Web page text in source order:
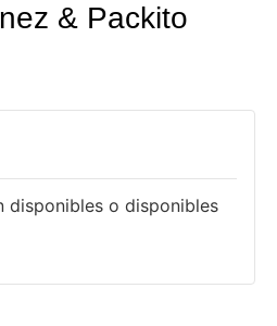
& Packito
disponibles o disponibles